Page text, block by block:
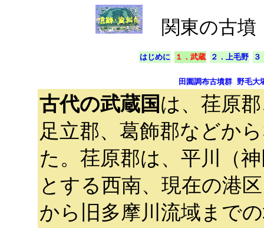
関東の古墳
はじめに １．武蔵 ２．上毛野 ３
田園調布古墳群 野毛大
古代の武蔵国は、荏原
足立郡、葛飾郡などか
た。荏原郡は、平川（
とする西南、現在の港
から旧多摩川流域まで